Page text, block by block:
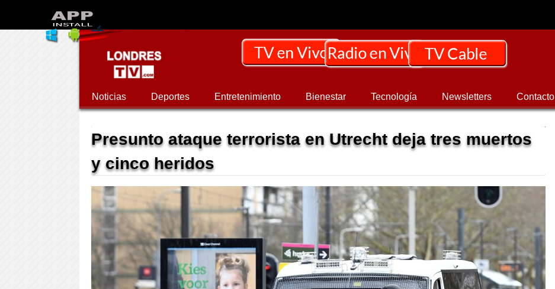
Noticias Deportes Entretenimiento Bienestar Tecnología Newsletters Contacto
Presunto ataque terrorista en Utrecht deja tres muertos
y cinco heridos